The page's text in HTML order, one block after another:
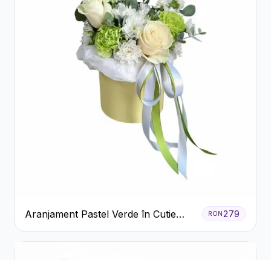
Aranjament Pastel Verde în Cutie
Galben Pal
RON279